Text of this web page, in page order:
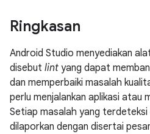
Ringkasan
Android Studio menyediakan
disebut lint yang dapat
dan memperbaiki masalah
perlu menjalankan aplikasi atau
Setiap masalah yang terdeteksi
dilaporkan dengan disertai